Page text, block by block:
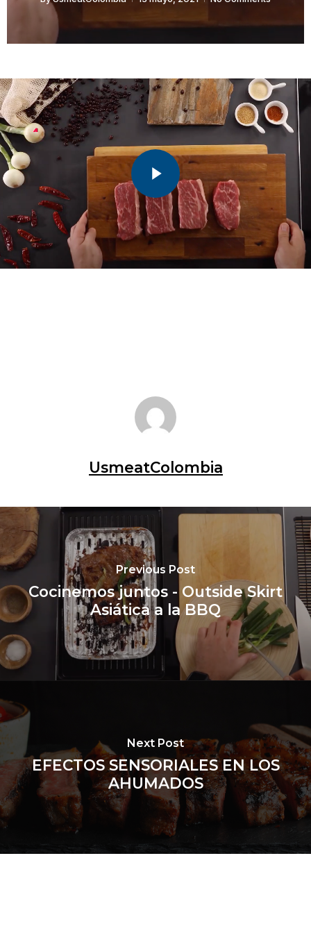
Play Video
UsmeatColombia
Previous Post
Cocinemos juntos - Outside Skirt
Asiática a la BBQ
Next Post
EFECTOS SENSORIALES EN LOS
AHUMADOS